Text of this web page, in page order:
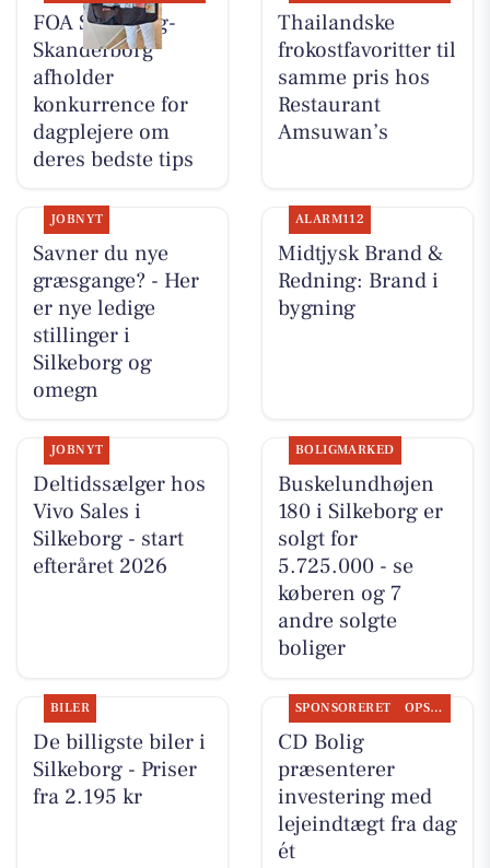
FOA Silkeborg-
Skanderborg
afholder
konkurrence for
dagplejere om
deres bedste tips
Thailandske
frokostfavoritter til
samme pris hos
Restaurant
Amsuwan’s
JOBNYT
Savner du nye
græsgange? - Her
er nye ledige
stillinger i
Silkeborg og
omegn
ALARM112
Midtjysk Brand &
Redning: Brand i
bygning
JOBNYT
Deltidssælger hos
Vivo Sales i
Silkeborg - start
efteråret 2026
BOLIGMARKED
Buskelundhøjen
180 i Silkeborg er
solgt for
5.725.000 - se
køberen og 7
andre solgte
boliger
BILER
De billigste biler i
Silkeborg - Priser
fra 2.195 kr
SPONSORERET OPSLAGSTAVLEN
CD Bolig
præsenterer
investering med
lejeindtægt fra dag
ét